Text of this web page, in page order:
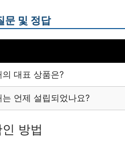
문 및 정답
의 대표 상품은?
는 언제 설립되었나요?
방법